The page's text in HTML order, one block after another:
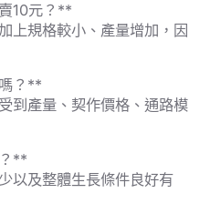
10元？**
上規格較小、產量增加，因
？**
到產量、契作價格、通路模
**
以及整體生長條件良好有